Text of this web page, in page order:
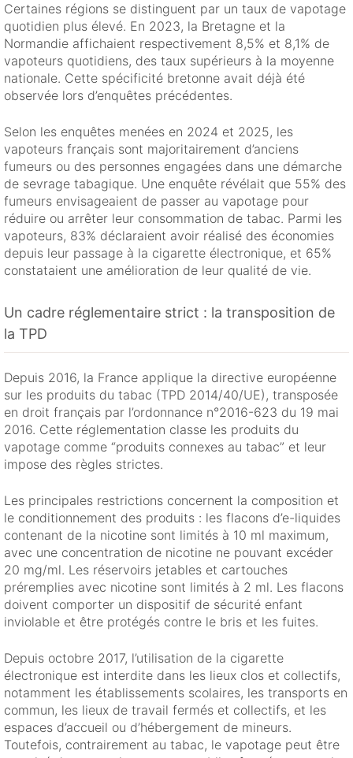
Certaines régions se distinguent par un taux de vapotage
quotidien plus élevé. En 2023, la Bretagne et la
Normandie affichaient respectivement 8,5% et 8,1% de
vapoteurs quotidiens, des taux supérieurs à la moyenne
nationale. Cette spécificité bretonne avait déjà été
observée lors d’enquêtes précédentes.
Selon les enquêtes menées en 2024 et 2025, les
vapoteurs français sont majoritairement d’anciens
fumeurs ou des personnes engagées dans une démarche
de sevrage tabagique. Une enquête révélait que 55% des
fumeurs envisageaient de passer au vapotage pour
réduire ou arrêter leur consommation de tabac. Parmi les
vapoteurs, 83% déclaraient avoir réalisé des économies
depuis leur passage à la cigarette électronique, et 65%
constataient une amélioration de leur qualité de vie.
Un cadre réglementaire strict : la transposition de
la TPD
Depuis 2016, la France applique la directive européenne
sur les produits du tabac (TPD 2014/40/UE), transposée
en droit français par l’ordonnance n°2016-623 du 19 mai
2016. Cette réglementation classe les produits du
vapotage comme “produits connexes au tabac” et leur
impose des règles strictes.
Les principales restrictions concernent la composition et
le conditionnement des produits : les flacons d’e-liquides
contenant de la nicotine sont limités à 10 ml maximum,
avec une concentration de nicotine ne pouvant excéder
20 mg/ml. Les réservoirs jetables et cartouches
préremplies avec nicotine sont limités à 2 ml. Les flacons
doivent comporter un dispositif de sécurité enfant
inviolable et être protégés contre le bris et les fuites.
Depuis octobre 2017, l’utilisation de la cigarette
électronique est interdite dans les lieux clos et collectifs,
notamment les établissements scolaires, les transports en
commun, les lieux de travail fermés et collectifs, et les
espaces d’accueil ou d’hébergement de mineurs.
Toutefois, contrairement au tabac, le vapotage peut être